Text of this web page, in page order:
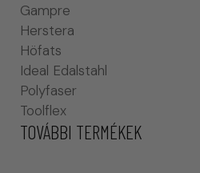
Gampre
Herstera
Höfats
Ideal Edalstahl
Polyfaser
Toolflex
TOVÁBBI TERMÉKEK